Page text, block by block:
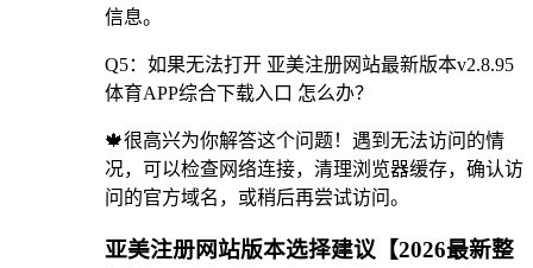
信息。
Q5：如果无法打开 亚美注册网站最新版本v2.8.95
体育APP综合下载入口 怎么办？
🍁很高兴为你解答这个问题！遇到无法访问的情
况，可以检查网络连接，清理浏览器缓存，确认访
问的官方域名，或稍后再尝试访问。
亚美注册网站版本选择建议【2026最新整